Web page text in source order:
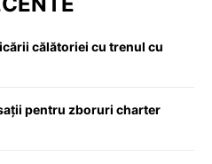
călătoriei cu trenul cu
pentru zboruri charter